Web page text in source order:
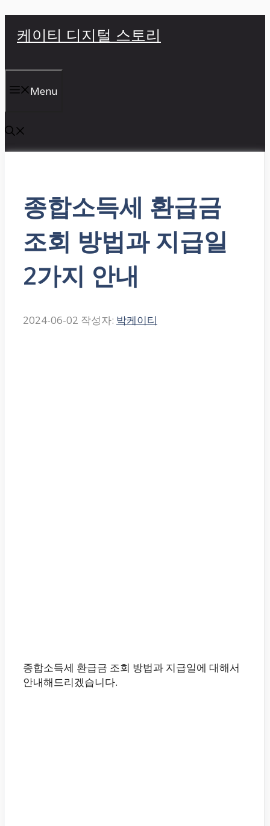
너
뛰
기
케이티 디지털 스토리
Menu
종합소득세 환급금
조회 방법과 지급일
2가지 안내
2024-06-02 작성자: 박케이티
종합소득세 환급금 조회 방법과 지급일에 대해서
안내해드리겠습니다.